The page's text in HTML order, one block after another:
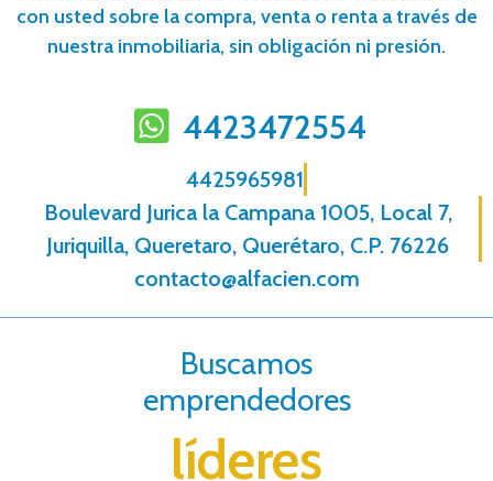
con usted sobre la compra, venta o renta a través de
nuestra inmobiliaria, sin obligación ni presión.
4423472554
4425965981
Boulevard Jurica la Campana 1005, Local 7,
Juriquilla, Queretaro, Querétaro, C.P. 76226
contacto@alfacien.com
Buscamos
emprendedores
líderes